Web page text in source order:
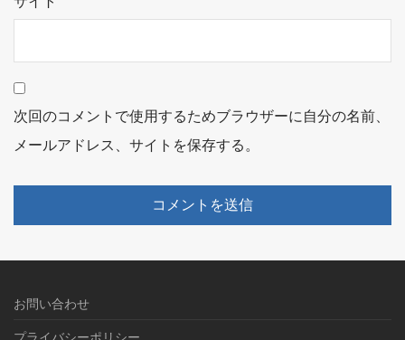
次回のコメントで使用するためブラウザーに自分の名前、
メールアドレス、サイトを保存する。
お問い合わせ
プライバシーポリシー